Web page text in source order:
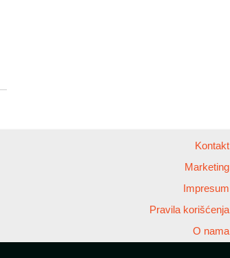
Kontakt
Marketing
Impresum
Pravila korišćenja
O nama